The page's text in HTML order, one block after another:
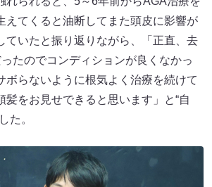
えてくると油断してまた頭皮に影響が
いたと振り返りながら、「正直、去
たのでコンディションが良くなかっ
ボらないように根気よく治療を続けて
髪をお見せできると思います」と“自
た。